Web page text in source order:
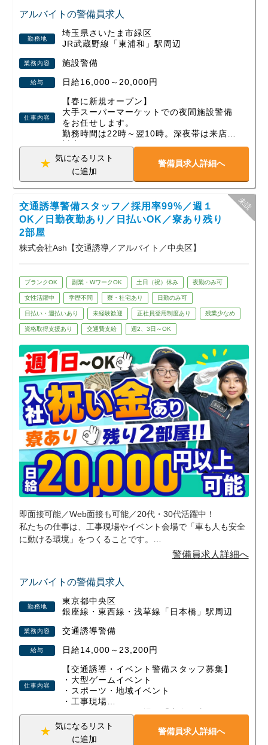
アルバイトの警備員求人
勤務地
埼玉県さいたま市緑区
JR武蔵野線「東浦和」駅周辺
業務内容 施設警備
給与 日給16,000～20,000円
仕事内容
【春に新規オープン】
大手スーパーマーケットでの夜間施設警備
をお任せします。
勤務時間は22時～翌10時。深夜帯は来店客
静かな環境でコツコツ進める警備業務で
す。
■具体的なお仕事
・店舗内・敷地内を決められたルートで巡
回
・閉店後の店内・出入口の安全確認
・トラブル発生時の連絡・対応（手順書あ
最初は先輩スタッフと一緒に覚えていくの
で未経験でも安心。
新規オープン施設のため、設備が新しく、
休憩もしっかり取れる環境です。
「体力的にきつい仕事は避けたい」
「夜の時間を有効活用したい」
そんな方にピッタリの警備のお仕事です。
☆現場は固定がメインなので腰を据えて働
けます。
☆ご希望があれば花火イベントの警備もで
きます♪
ベント警備の両方を経験できるため、飽きずに長く続けてい
ただけます。
勤務は日勤・夜勤の選択OK、週1日～無理なくスタート可
能。
資格取得支援や各種手当、即入居できる寮など、安心して働
ける制度も整えています。
未経験から始めた方、定年後に新しい一歩を踏み出した方、
Wワークで働く方など、幅広い世代が活躍中！
少しでも興味を持っていただけたら、ぜひお気軽にご応募く
ださい。あなたの新しいスタートを全力で応援します！
気になるリスト
に追加
警備員求人詳細へ
交通誘導警備スタッフ／採用率99%／週１
OK／日勤夜勤あり／日払いOK／寮あり残り
2部屋
株式会社Ash【交通誘導／アルバイト／中央区】
アルバイトの警備員求人
勤務地
東京都中央区
銀座線・東西線・浅草線「日本橋」駅周辺
業務内容 交通誘導警備
給与 日給14,000～23,200円
仕事内容
【交通誘導・イベント警備スタッフ募集】
・大型ゲームイベント
・スポーツ・地域イベント
・工事現場
など、さまざまな現場で「安全を支える」
警備会社です。
若手スタッフも多数活躍中！
ブランクOK 副業・WワークOK 土日（祝）休み 夜勤のみ可
女性活躍中 学歴不問 寮・社宅あり 日勤のみ可
日払い・週払いあり 未経験歓迎 正社員登用制度あり 残業少なめ
資格取得支援あり 交通費支給 週2、3日～OK
即面接可能／Web面接も可能／20代・30代活躍中！
私たちの仕事は、工事現場やイベント会場で「車も人も安全
に動ける環境」をつくることです。
地域のお祭りやスポーツイベントなど、日常では味わえない
ベント警備の両方を経験できるため、飽きずに長く続けてい
ただけます。
勤務は日勤・夜勤の選択OK、週1日～無理なくスタート可
能。さらに現場が早く終わっても日給は全額保証されるの
で、安定した収入が得られます。
資格取得支援や各種手当、即入居できる寮など、安心して働
ける制度も整えています。
未経験から始めた方、定年後に新しい一歩を踏み出した方、
Wワークで働く方など、幅広い世代が活躍中！
少しでも興味を持っていただけたら、ぜひお気軽にご応募く
ださい。あなたの新しいスタートを全力で応援します！
警備員求人詳細へ
気になるリスト
に追加
警備員求人詳細へ